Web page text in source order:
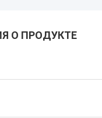
О ПРОДУКТЕ